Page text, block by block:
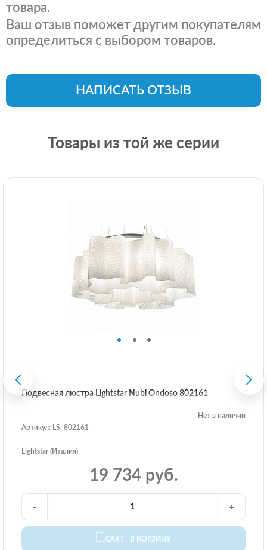
товара.
Ваш отзыв поможет другим покупателям
определиться с выбором товаров.
НАПИСАТЬ ОТЗЫВ
Товары из той же серии
Подвесная люстра Lightstar Nubi Ondoso 802161
Нет в наличии
Артикул: LS_802161
Lightstar (Италия)
19 734 руб.
В КОРЗИНУ
- +